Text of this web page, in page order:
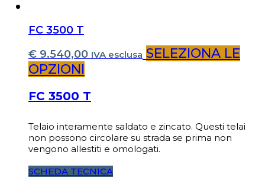
FC 3500 T
€ 9.540,00 IVA esclusa SELEZIONA LE
OPZIONI
FC 3500 T
Telaio interamente saldato e zincato. Questi telai
non possono circolare su strada se prima non
vengono allestiti e omologati.
SCHEDA TECNICA